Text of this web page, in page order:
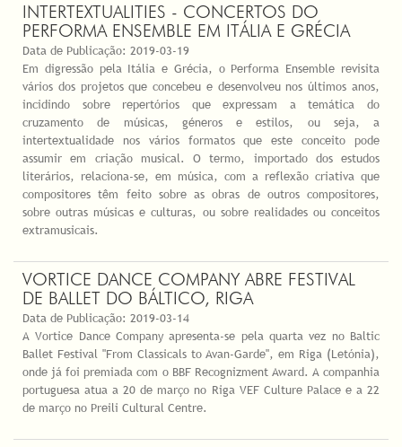
INTERTEXTUALITIES - CONCERTOS DO
PERFORMA ENSEMBLE EM ITÁLIA E GRÉCIA
Data de Publicação: 2019-03-19
Em digressão pela Itália e Grécia, o Performa Ensemble revisita
vários dos projetos que concebeu e desenvolveu nos últimos anos,
incidindo sobre repertórios que expressam a temática do
cruzamento de músicas, géneros e estilos, ou seja, a
intertextualidade nos vários formatos que este conceito pode
assumir em criação musical. O termo, importado dos estudos
literários, relaciona-se, em música, com a reflexão criativa que
compositores têm feito sobre as obras de outros compositores,
sobre outras músicas e culturas, ou sobre realidades ou conceitos
extramusicais.
VORTICE DANCE COMPANY ABRE FESTIVAL
DE BALLET DO BÁLTICO, RIGA
Data de Publicação: 2019-03-14
A Vortice Dance Company apresenta-se pela quarta vez no Baltic
Ballet Festival "From Classicals to Avan-Garde", em Riga (Letónia),
onde já foi premiada com o BBF Recognizment Award. A companhia
portuguesa atua a 20 de março no Riga VEF Culture Palace e a 22
de março no Preili Cultural Centre.